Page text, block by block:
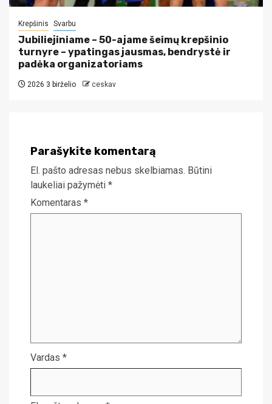
Krepšinis Svarbu
Jubiliejiniame – 50-ajame šeimų krepšinio
turnyre – ypatingas jausmas, bendrystė ir
padėka organizatoriams
2026 3 birželio ceskav
Parašykite komentarą
El. pašto adresas nebus skelbiamas. Būtini
laukeliai pažymėti *
Komentaras *
Vardas *